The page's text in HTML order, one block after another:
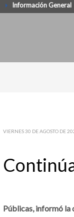
Información General
VIERNES 30 DE AGOSTO DE
Públicas, informó la